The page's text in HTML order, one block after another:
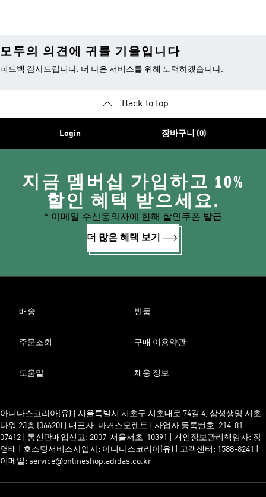
모두의 의견에 귀를 기울입니다
피드백 감사드립니다. 더 나은 서비스를 위해 노력하겠습니다.
Back to top
Login 장바구니 (0)
지금 멤버십 가입하고 10%
할인 혜택 받으세요.
* 이메일 수신동의자에 한해 할인쿠폰 발급
더 많은 혜택 보기
배송 반품
주문조회 구매 이용약관
도움말 채용 정보
아디다스코리아(유) | 서울특별시 서초구 서초대로 74길 4, 삼성생명 서초
타워 23층 (06620) | 대표자: 마커스모렌트 | 사업자 등록번호: 214-81-
07412 | 통신판매업신고: 2007-서울서초-10391 | 개인정보관리책임자: 장
영태 | 호스팅서비스사업자: 아디다스코리아(유) | 고객센터: 1588-8241 |
이메일: service@onlineshop.adidas.co.kr